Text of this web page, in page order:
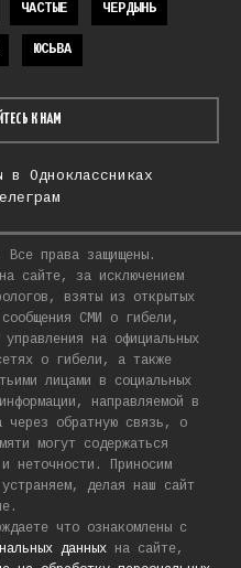
ЧАСТЫЕ ЧЕРДЫНЬ
ЮСЬВА
К НАМ
права защищены.
сайте, за исключением
взяты из открытых
СМИ о гибели,
на официальных
о гибели, а также
лицами в социальных
направляемой в
через обратную связь, о
могут содержаться
неточности. Приносим
делая наш сайт
что ознакомлены с
данныхна сайте,